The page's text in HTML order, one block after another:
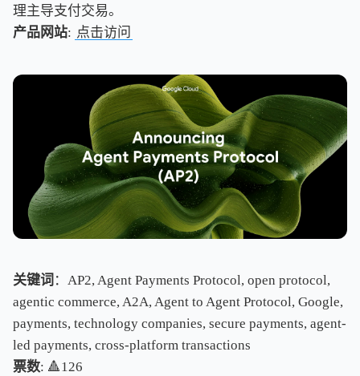
理主导支付交易。
产品网站: 点击访问
关键词 ：AP2, Agent Payments Protocol, open protocol,
agentic commerce, A2A, Agent to Agent Protocol, Google,
payments, technology companies, secure payments, agent-
led payments, cross-platform transactions
票数: 🔺126